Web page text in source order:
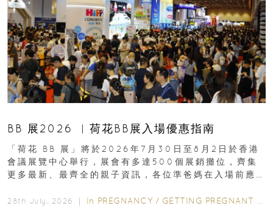
BB 展2026 ︳荷花BB展入場優惠指南
「荷花 BB 展」將於2026年7月30日至8月2日於香港
會議展覽中心舉行，展會有多達500個展銷攤位，齊集
更多最新、最齊全的親子資訊，各位準爸媽在入場前應
28th July, 2026 ｜ In PREGNANCY / GETTING PREGNANT